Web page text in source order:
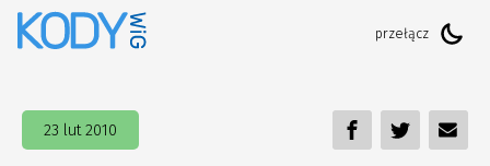
23 lut 2010